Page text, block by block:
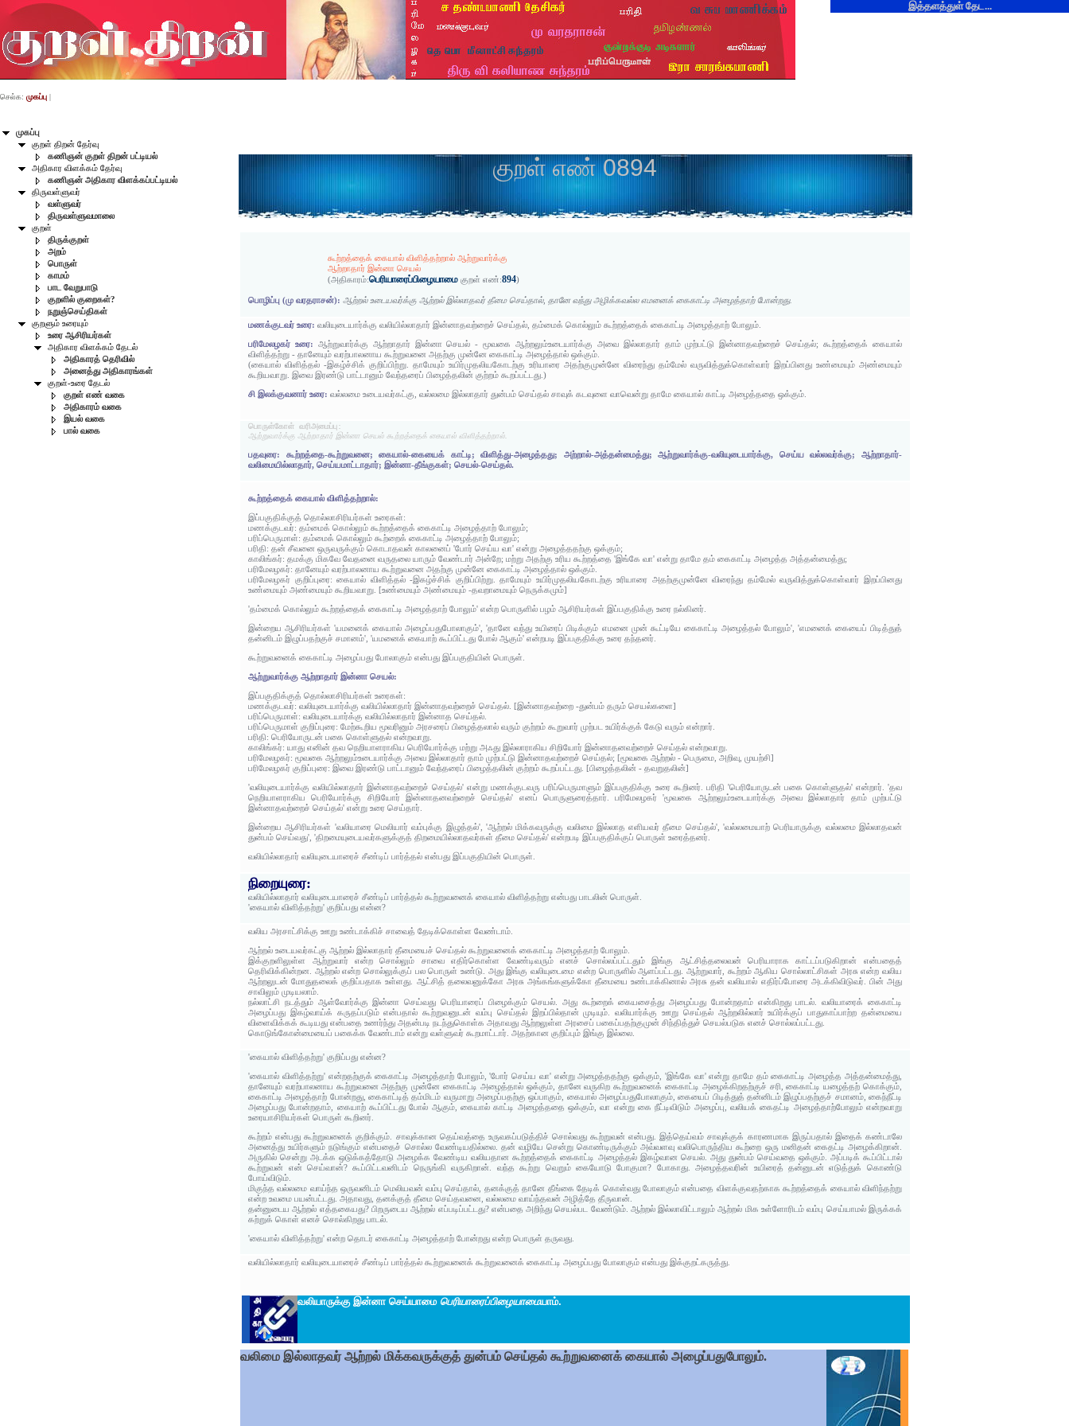
இத்தளத்துள் தேட...
முகப்பு
குறள் திறன் தேர்வு
கணிஞன் குறள் திறன் பட்டியல்
அதிகார விளக்கம் தேர்வு
கணிஞன் அதிகார விளக்கப்பட்டியல்
திருவள்ளுவர்
வள்ளுவர்
திருவள்ளுவமாலை
குறள்
திருக்குறள்
அறம்
பொருள்
காமம்
பாட வேறுபாடு
குறளில் குறைகள்?
நறுஞ்செய்திகள்
குறளும் உரையும்
உரை ஆசிரியர்கள்
அதிகார விளக்கம் தேடல்
அதிகாரத் தெரிவில்
அனைத்து அதிகாரங்கள்
குறள்-உரை தேடல்
குறள் எண் வகை
அதிகாரம் வகை
இயல் வகை
பால் வகை
செல்க: முகப்பு |
குறள் எண் 0894
கூற்றத்தைக் கையால் விளித்தற்றால் ஆற்றுவார்க்கு
ஆற்றாதார் இன்னா செயல்
(அதிகாரம்:பெரியாரைப்பிழையாமை குறள் எண்:894)
பொழிப்பு (மு வரதராசன்): ஆற்றல் உடையவர்க்கு ஆற்றல் இல்லாதவர் தீமை செய்தால், தானே வந்து அழிக்கவல்ல எமனைக் கைகாட்டி அழைத்தாற் போன்றது.
மணக்குடவர் உரை:வலியுடையார்க்கு வலியில்லாதார் இன்னாதவற்றைச் செய்தல், தம்மைக் கொல்லும் கூற்றத்தைக் கைகாட்டி அழைத்தாற் போலும்.
பரிமேலழகர் உரை: ஆற்றுவார்க்கு ஆற்றாதார் இன்னா செயல் - மூவகை ஆற்றலும்உடையார்க்கு அவை இல்லாதார் தாம் முற்பட்டு இன்னாதவற்றைச் செய்தல்; கூற்றத்தைக் கையால்
விளித்தற்று - தானேயும் வரற்பாலனாய கூற்றுவனை அதற்கு முன்னே கைகாட்டி அழைத்தால் ஒக்கும்.
(கையால் விளித்தல் -இகழ்ச்சிக் குறிப்பிற்று. தாமேயும் உயிர்முதலியகோடற்கு உரியாரை அதற்குமுன்னே விரைந்து தம்மேல் வருவித்துக்கொள்வார் இறப்பினது உண்மையும் அண்மையும்
கூறியவாறு. இவை இரண்டு பாட்டானும் வேந்தரைப் பிழைத்தலின் குற்றம் கூறப்பட்டது.)
சி இலக்குவனார் உரை:வல்லமை உடையவர்கட்கு, வல்லமை இல்லாதார் துன்பம் செய்தல் சாவுக் கடவுளை வாவென்று தாமே கையால் காட்டி அழைத்ததை ஒக்கும்.
பொருள்கோள் வரிஅமைப்பு:
ஆற்றுவார்க்கு ஆற்றாதார் இன்னா செயல் கூற்றத்தைக் கையால் விளித்தற்றால்.
பதவுரை: கூற்றத்தை-கூற்றுவனை; கையால்-கையைக் காட்டி; விளித்து-அழைத்தது; அற்றால்-அத்தன்மைத்து; ஆற்றுவார்க்கு-வலியுடையார்க்கு, செய்ய வல்லவர்க்கு; ஆற்றாதார்-
வலிமையில்லாதார், செய்யமாட்டாதார்; இன்னா-தீங்குகள்; செயல்-செய்தல்.
கூற்றத்தைக் கையால் விளித்தற்றால்:
இப்பகுதிக்குத் தொல்லாசிரியர்கள் உரைகள்:
மணக்குடவர்: தம்மைக் கொல்லும் கூற்றத்தைக் கைகாட்டி அழைத்தாற் போலும்;
பரிப்பெருமாள்: தம்மைக் கொல்லும் கூற்றைக் கைகாட்டி அழைத்தாற் போலும்;
பரிதி: தன் சீவனை ஒருவருக்கும் கொடாதவன் காலனைப் 'போர் செய்ய வா' என்று அழைத்ததற்கு ஒக்கும்;
காலிங்கர்: தமக்கு மிகவே வேதனை வருதலை யாரும் வேண்டார் அன்றே; மற்று அதற்கு உரிய கூற்றத்தை 'இங்கே வா' என்று தாமே தம் கைகாட்டி அழைத்த அத்தன்மைத்து;
பரிமேலழகர்: தானேயும் வரற்பாலனாய கூற்றுவனை அதற்கு முன்னே கைகாட்டி அழைத்தால் ஒக்கும்.
பரிமேலழகர் குறிப்புரை: கையால் விளித்தல் -இகழ்ச்சிக் குறிப்பிற்று. தாமேயும் உயிர்முதலியகோடற்கு உரியாரை அதற்குமுன்னே விரைந்து தம்மேல் வருவித்துக்கொள்வார் இறப்பினது
உண்மையும் அண்மையும் கூறியவாறு. [உண்மையும் அண்மையும் -தவறாமையும் நெருக்கமும்]
'தம்மைக் கொல்லும் கூற்றத்தைக் கைகாட்டி அழைத்தாற் போலும்' என்ற பொருளில் பழம் ஆசிரியர்கள் இப்பகுதிக்கு உரை நல்கினர்.
இன்றைய ஆசிரியர்கள் 'யமனைக் கையால் அழைப்பதுபோலாகும்', 'தானே வந்து உயிரைப் பிடிக்கும் எமனை முன் கூட்டியே கைகாட்டி அழைத்தல் போலும்', 'எமனைக் கையைப் பிடித்துத்
தன்னிடம் இழுப்பதற்குச் சமானம்', 'யமனைக் கையாற் கூப்பிட்டது போல் ஆகும்' என்றபடி இப்பகுதிக்கு உரை தந்தனர்.
கூற்றுவனைக் கைகாட்டி அழைப்பது போலாகும் என்பது இப்பகுதியின் பொருள்.
ஆற்றுவார்க்கு ஆற்றாதார் இன்னா செயல்:
இப்பகுதிக்குத் தொல்லாசிரியர்கள் உரைகள்:
மணக்குடவர்: வலியுடையார்க்கு வலியில்லாதார் இன்னாதவற்றைச் செய்தல். [இன்னாதவற்றை -துன்பம் தரும் செயல்களை]
பரிப்பெருமாள்: வலியுடையார்க்கு வலியில்லாதார் இன்னாத செய்தல்.
பரிப்பெருமாள் குறிப்புரை: மேற்கூறிய மூவரினும் அரசரைப் பிழைத்தலால் வரும் குற்றம் கூறுவார் முற்பட உயிர்க்குக் கேடு வரும் என்றார்.
பரிதி: பெரியோருடன் பகை கொள்ளுதல் என்றவாறு.
காலிங்கர்: யாது எனின் தவ நெறியாளராகிய பெரியோர்க்கு மற்று அஃது இல்லாராகிய சிறியோர் இன்னாதனவற்றைச் செய்தல் என்றவாறு.
பரிமேலழகர்: மூவகை ஆற்றலும்உடையார்க்கு அவை இல்லாதார் தாம் முற்பட்டு இன்னாதவற்றைச் செய்தல்; [மூவகை ஆற்றல் - பெருமை, அறிவு, முயற்சி]
பரிமேலழகர் குறிப்புரை: இவை இரண்டு பாட்டானும் வேந்தரைப் பிழைத்தலின் குற்றம் கூறப்பட்டது. [பிழைத்தலின் - தவறுதலின்]
'வலியுடையார்க்கு வலியில்லாதார் இன்னாதவற்றைச் செய்தல்' என்று மணக்குடவரு பரிப்பெருமாளும் இப்பகுதிக்கு உரை கூறினர். பரிதி 'பெரியோருடன் பகை கொள்ளுதல்' என்றார். 'தவ
நெறியாளராகிய பெரியோர்க்கு சிறியோர் இன்னாதனவற்றைச் செய்தல்' எனப் பொருளுரைத்தார். பரிமேலழகர் 'மூவகை ஆற்றலும்உடையார்க்கு அவை இல்லாதார் தாம் முற்பட்டு
இன்னாதவற்றைச் செய்தல்' என்று உரை செய்தார்.
இன்றைய ஆசிரியர்கள் 'வலியாரை மெலியார் வம்புக்கு இழுத்தல்', 'ஆற்றல் மிக்கவருக்கு வலிமை இல்லாத எளியவர் தீமை செய்தல்', 'வல்லமையாற் பெரியாருக்கு வல்லமை இல்லாதவன்
துன்பம் செய்வது', 'திறமையுடையவர்களுக்குத் திறமையில்லாதவர்கள் தீமை செய்தல்' என்றபடி இப்பகுதிக்குப் பொருள் உரைத்தனர்.
வலியில்லாதார் வலியுடையாரைச் சீண்டிப் பார்த்தல் என்பது இப்பகுதியின் பொருள்.
நிறையுரை:
வலியில்லாதார் வலியுடையாரைச் சீண்டிப் பார்த்தல் கூற்றுவனைக் கையால் விளித்தற்று என்பது பாடலின் பொருள்.
'கையால் விளித்தற்று' குறிப்பது என்ன?
வலிய அரசாட்சிக்கு ஊறு உண்டாக்கிச் சாவைத் தேடிக்கொள்ள வேண்டாம்.
ஆற்றல் உடையவர்கட்கு ஆற்றல் இல்லாதார் தீமையைச் செய்தல் கூற்றுவனைக் கைகாட்டி அழைத்தாற் போலும்.
இக்குறளிலுள்ள ஆற்றுவார் என்ற சொல்லும் சாவை எதிர்கொள்ள வேண்டிவரும் எனச் சொல்லப்பட்டதும் இங்கு ஆட்சித்தலைவன் பெரியாராக காட்டப்படுகிறான் என்பதைத்
தெரிவிக்கின்றன. ஆற்றல் என்ற சொல்லுக்குப் பல பொருள் உண்டு. அது இங்கு வலியுடைமை என்ற பொருளில் ஆளப்பட்டது. ஆற்றுவார், கூற்றம் ஆகிய சொல்லாட்சிகள் அரசு என்ற வலிய
ஆற்றலுடன் மோதுதலைக் குறிப்பதாக உள்ளது. ஆட்சித் தலைவனுக்கோ அரசு அங்கங்களுக்கோ தீமையை உண்டாக்கினால் அரசு தன் வலியால் எதிர்ப்போரை அடக்கிவிடுவர். பின் அது
சாவிலும் முடியலாம்.
நல்லாட்சி நடத்தும் ஆள்வோர்க்கு இன்னா செய்வது பெரியாரைப் பிழைக்கும் செயல். அது கூற்றைக் கையசைத்து அழைப்பது போன்றதாம் என்கிறது பாடல். வலியாரைக் கைகாட்டி
அழைப்பது இகழ்வாய்க் கருதப்படும் என்பதால் கூற்றுவனுடன் வம்பு செய்தல் இறப்பில்தான் முடியும். வலியார்க்கு ஊறு செய்தல் ஆற்றலில்லார் உயிர்க்குப் பாதுகாப்பாற்ற தன்மையை
விளைவிக்கக் கூடியது என்பதை உணர்ந்து அதன்படி நடந்துகொள்க அதாவது ஆற்றலுள்ள அரசைப் பகைப்பதற்குமுன் சிந்தித்துச் செயல்படுக எனச் சொல்லப்பட்டது.
கொடுங்கோன்மையைப் பகைக்க வேண்டாம் என்று வள்ளுவர் கூறமாட்டார். அதற்கான குறிப்பும் இங்கு இல்லை.
'கையால் விளித்தற்று' குறிப்பது என்ன?
'கையால் விளித்தற்று' என்றதற்குக் கைகாட்டி அழைத்தாற் போலும், 'போர் செய்ய வா' என்று அழைத்ததற்கு ஒக்கும், 'இங்கே வா' என்று தாமே தம் கைகாட்டி அழைத்த அத்தன்மைத்து,
தானேயும் வரற்பாலனாய கூற்றுவனை அதற்கு முன்னே கைகாட்டி அழைத்தால் ஒக்கும், தானே வருகிற கூற்றுவனைக் கைகாட்டி அழைக்கிறதற்குச் சரி, கைகாட்டி யழைத்தற் கொக்கும்,
கைகாட்டி அழைத்தாற் போன்றது, கைகாட்டித் தம்மிடம் வருமாறு அழைப்பதற்கு ஒப்பாகும், கையால் அழைப்பதுபோலாகும், கையைப் பிடித்துத் தன்னிடம் இழுப்பதற்குச் சமானம், கைந்நீட்டி
அழைப்பது போன்றதாம், கையாற் கூப்பிட்டது போல் ஆகும், கையால் காட்டி அழைத்ததை ஒக்கும், வா என்று கை நீட்டிவிடும் அழைப்பு, வலியக் கைதட்டி அழைத்தாற்போலும் என்றவாறு
உரையாசிரியர்கள் பொருள் கூறினர்.
கூற்றம் என்பது கூற்றுவனைக் குறிக்கும். சாவுக்கான தெய்வத்தை உருவகப்படுத்திச் சொல்வது கூற்றுவன் என்பது. இத்தெய்வம் சாவுக்குக் காரணமாக இருப்பதால் இதைக் கண்டாலே
அனைத்து உயிர்களும் நடுங்கும் என்பதைச் சொல்ல வேண்டியதில்லை. தன் வழியே சென்று கொண்டிருக்கும் அவ்வளவு வலிபொருந்திய கூற்றை ஒரு மனிதன் கைதட்டி அழைக்கிறான்.
அருகில் சென்று அடக்க ஒடுக்கத்தோடு அழைக்க வேண்டிய வலியதான கூற்றத்தைக் கைகாட்டி அழைத்தல் இகழ்வான செயல். அது துன்பம் செய்வதை ஒக்கும். அப்படிக் கூப்பிட்டால்
கூற்றுவன் என் செய்வான்? கூப்பிட்டவனிடம் நெருங்கி வருகிறான். வந்த கூற்று வெறும் கையோடு போகுமா? போகாது. அழைத்தவரின் உயிரைத் தன்னுடன் எடுத்துக் கொண்டு
போய்விடும்.
மிகுந்த வல்லமை வாய்ந்த ஒருவனிடம் மெலியவன் வம்பு செய்தால், தனக்குத் தானே தீங்கை தேடிக் கொள்வது போலாகும் என்பதை விளக்குவதற்காக கூற்றத்தைக் கையால் விளிந்தற்று
என்ற உவமை பயன்பட்டது. அதாவது, தனக்குத் தீமை செய்தவனை, வல்லமை வாய்ந்தவன் அழித்தே தீருவான்.
தன்னுடைய ஆற்றல் எத்தகையது? பிறருடைய ஆற்றல் எப்படிப்பட்டது? என்பதை அறிந்து செயல்பட வேண்டும். ஆற்றல் இல்லாவிட்டாலும் ஆற்றல் மிக உள்ளோரிடம் வம்பு செய்யாமல் இருக்கக்
கற்றுக் கொள் எனச் சொல்கிறது பாடல்.
'கையால் விளித்தற்று' என்ற தொடர் கைகாட்டி அழைத்தாற் போன்றது என்ற பொருள் தருவது.
வலியில்லாதார் வலியுடையாரைச் சீண்டிப் பார்த்தல் கூற்றுவனைக் கூற்றுவனைக் கைகாட்டி அழைப்பது போலாகும் என்பது இக்குறட்கருத்து.
வலியாருக்கு இன்னா செய்யாமை பெரியாரைப்பிழையாமையாம்.
வலிமை இல்லாதவர் ஆற்றல் மிக்கவருக்குத் துன்பம் செய்தல் கூற்றுவனைக் கையால் அழைப்பதுபோலும்.